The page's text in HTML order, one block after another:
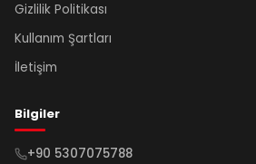
Gizlilik Politikası
Kullanım Şartları
İletişim
Bilgiler
+90 5307075788